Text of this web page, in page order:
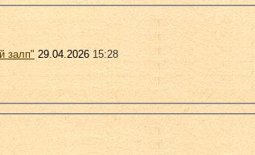
залп" 29.04.202615:28